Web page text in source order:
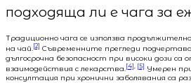
подходяща ли е чага за
Традиционно чага се използва
на чай.[2] Съвременните прегледи
дългосрочна безопасност при високи дози са
взаимодействия с лекарства.[4], [5] Умерен
консултация при хронични заболявания са